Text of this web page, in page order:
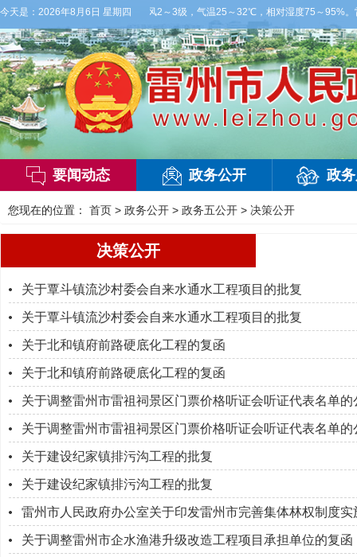
今天是： 2026年8月6日 星期四
云，有雷阵雨，局部大雨，东南风2～3级，气温25～32℃，相对湿度75～95%。
要闻动态 政务公开 政
您现在的位置： 首页 > 政务公开 > 政务五公开 > 决策公开
决策公开
关于覃斗镇流沙村委会自来水通水工程项目的批复
关于覃斗镇流沙村委会自来水通水工程项目的批复
关于北和镇府前路硬底化工程的复函
关于北和镇府前路硬底化工程的复函
关于调整雷州市雷祖祠景区门票价格听证会听证代表名单的
关于调整雷州市雷祖祠景区门票价格听证会听证代表名单的
关于建设纪家镇排污沟工程的批复
关于建设纪家镇排污沟工程的批复
雷州市人民政府办公室关于印发雷州市完善集体林权制度实
关于调整雷州市企水渔港升级改造工程项目承担单位的复函